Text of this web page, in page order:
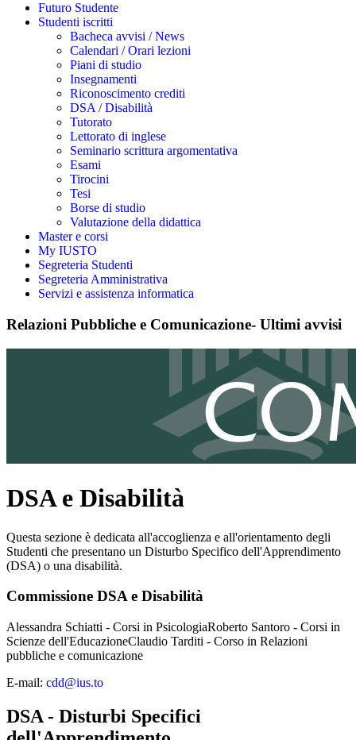
Futuro Studente
Studenti iscritti
Bacheca avvisi / News
Calendari / Orari lezioni
Piani di studio
Insegnamenti
Riconoscimento crediti
DSA / Disabilità
Tutorato
Lettorato di inglese
Seminario scrittura argomentativa
Esami
Tirocini
Tesi
Borse di studio
Valutazione della didattica
Master e corsi
My IUSTO
Segreteria Studenti
Segreteria Amministrativa
Servizi e assistenza informatica
Relazioni Pubbliche e Comunicazione- Ultimi avvisi
DSA e Disabilità
Questa sezione è dedicata all'accoglienza e all'orientamento degli
Studenti che presentano un Disturbo Specifico dell'Apprendimento
(DSA) o una disabilità.
Commissione DSA e Disabilità
Alessandra Schiatti - Corsi in PsicologiaRoberto Santoro - Corsi in
Scienze dell'EducazioneClaudio Tarditi - Corso in Relazioni
pubbliche e comunicazione
E-mail: cdd@ius.to
DSA - Disturbi Specifici